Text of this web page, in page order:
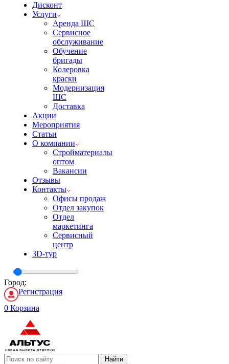
Дисконт
Услуги
Аренда ШС
Сервисное
обслуживание
Обучение
бригады
Колеровка
краски
Модернизация
ШС
Доставка
Акции
Мероприятия
Статьи
О компании
Стройматериалы
оптом
Вакансии
Отзывы
Контакты
Офисы продаж
Отдел закупок
Отдел
маркетинга
Сервисный
центр
3D-тур
Город:
Регистрация
0 Корзина
Найти